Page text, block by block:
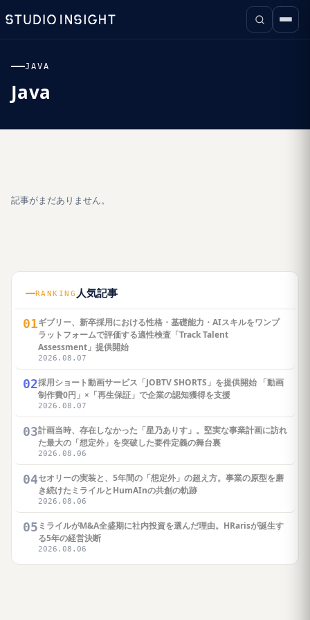
JAVA
Java
記事がまだありません。
RANKING 人気記事
01ギブリー、新卒採用における性格・基礎能力・AIスキルをワンプ
ラットフォームで評価する適性検査「Track Talent
Assessment」提供開始
2026.08.07
02採用ショート動画サービス「JOBTV SHORTS」を提供開始 「動画
制作費0円」×「再生保証」で企業の認知獲得を支援
2026.08.07
03計画当時、存在しなかった「星乃ありす」。堅実な事業計画に訪れ
た最大の「想定外」を突破した要件定義の舞台裏
2026.08.06
04セオリーの実装と、5年間の「想定外」の超え方。事業の原型を磨
き続けたミライルとHumAInの共創の軌跡
2026.08.06
05 ミライルがM&A全盛期に社内投資を選んだ理由。HRarisが誕生す
る5年の経営決断
2026.08.06